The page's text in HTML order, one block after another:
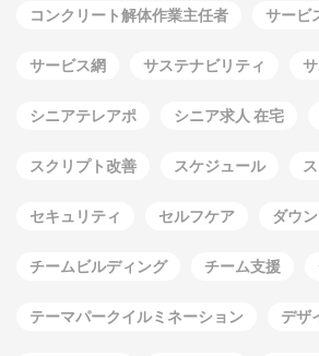
コンクリート解体作業主任者 サービ
サービス網 サステナビリティ
シニアテレアポ シニア求人 在宅
スクリプト改善 スケジュール
セキュリティ セルフケア ダウ
チームビルディング チーム支援
テーマパークイルミネーション デザ